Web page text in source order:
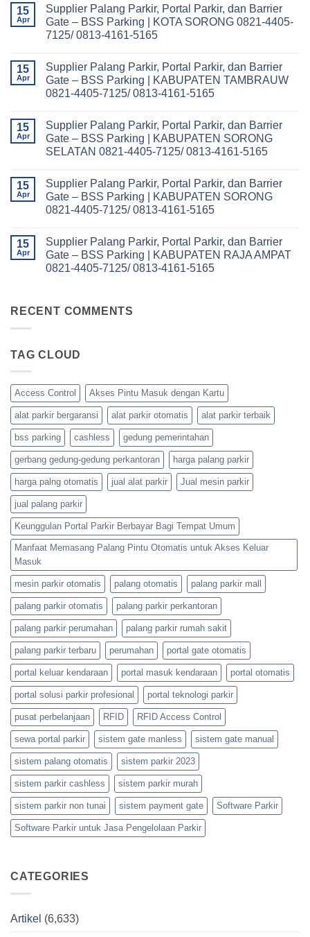
15
Apr
Supplier Palang Parkir, Portal Parkir, dan Barrier
Gate – BSS Parking | KOTA SORONG 0821-4405-
7125/ 0813-4161-5165
on
Supplier
Palang
Parkir,
dan
Barrier
Gate
–
BSS
KOTA
SORONG
0821-
4405-
4161-
5165
15
Apr
Supplier Palang Parkir, Portal Parkir, dan Barrier
Gate – BSS Parking | KABUPATEN TAMBRAUW
0821-4405-7125/ 0813-4161-5165
on
Supplier
Palang
Parkir,
dan
Barrier
Gate
–
BSS
KABUPATEN
TAMBRAUW
0821-
4405-
5165
15
Apr
Supplier Palang Parkir, Portal Parkir, dan Barrier
Gate – BSS Parking | KABUPATEN SORONG
SELATAN 0821-4405-7125/ 0813-4161-5165
on
Supplier
Palang
Parkir,
dan
Barrier
Gate
–
BSS
SORONG
0813-
15
Apr
Supplier Palang Parkir, Portal Parkir, dan Barrier
Gate – BSS Parking | KABUPATEN SORONG
0821-4405-7125/ 0813-4161-5165
on
Supplier
Palang
Parkir,
Gate
|
KABUPATEN
4405-
7125/
0813-
4161-
15
Apr
Supplier Palang Parkir, Portal Parkir, dan Barrier
Gate – BSS Parking | KABUPATEN RAJA AMPAT
0821-4405-7125/ 0813-4161-5165
Supplier
dan
BSS
|
KABUPATEN
RAJA
AMPAT
0821-
4405-
7125/
0813-
4161-
5165
RECENT COMMENTS
TAG CLOUD
Access Control Akses Pintu Masuk dengan Kartu
alat parkir bergaransi alat parkir otomatis alat parkir terbaik
bss parking cashless gedung pemerintahan
gerbang gedung-gedung perkantoran harga palang parkir
harga palng otomatis jual alat parkir Jual mesin parkir
jual palang parkir
Keunggulan Portal Parkir Berbayar Bagi Tempat Umum
Manfaat Memasang Palang Pintu Otomatis untuk Akses Keluar
Masuk
mesin parkir otomatis palang otomatis palang parkir mall
palang parkir otomatis palang parkir perkantoran
palang parkir perumahan palang parkir rumah sakit
palang parkir terbaru perumahan portal gate otomatis
portal keluar kendaraan portal masuk kendaraan portal otomatis
portal solusi parkir profesional portal teknologi parkir
pusat perbelanjaan RFID RFID Access Control
sewa portal parkir sistem gate manless sistem gate manual
sistem palang otomatis sistem parkir 2023
sistem parkir cashless sistem parkir murah
sistem parkir non tunai sistem payment gate Software Parkir
Software Parkir untuk Jasa Pengelolaan Parkir
CATEGORIES
Artikel (6,633)